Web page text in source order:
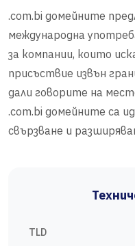
.com.bi домейните
международна
за компании, които
присъствие извън
дали говорите на
.com.bi домейните са
свързване и
TLD